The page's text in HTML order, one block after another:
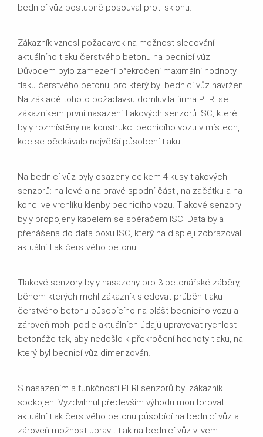
bednicí vůz postupně posouval proti sklonu.
Zákazník vznesl požadavek na možnost sledování
aktuálního tlaku čerstvého betonu na bednicí vůz.
Důvodem bylo zamezení překročení maximální hodnoty
tlaku čerstvého betonu, pro který byl bednicí vůz navržen.
Na základě tohoto požadavku domluvila firma PERI se
zákazníkem první nasazení tlakových senzorů ISC, které
byly rozmístěny na konstrukci bednicího vozu v místech,
kde se očekávalo největší působení tlaku.
Na bednicí vůz byly osazeny celkem 4 kusy tlakových
senzorů: na levé a na pravé spodní části, na začátku a na
konci ve vrchlíku klenby bednicího vozu. Tlakové senzory
byly propojeny kabelem se sběračem ISC. Data byla
přenášena do data boxu ISC, který na displeji zobrazoval
aktuální tlak čerstvého betonu.
Tlakové senzory byly nasazeny pro 3 betonářské záběry,
během kterých mohl zákazník sledovat průběh tlaku
čerstvého betonu působícího na plášť bednicího vozu a
zároveň mohl podle aktuálních údajů upravovat rychlost
betonáže tak, aby nedošlo k překročení hodnoty tlaku, na
který byl bednicí vůz dimenzován.
S nasazením a funkčností PERI senzorů byl zákazník
spokojen. Vyzdvihnul především výhodu monitorovat
aktuální tlak čerstvého betonu působící na bednicí vůz a
zároveň možnost upravit tlak na bednicí vůz vlivem